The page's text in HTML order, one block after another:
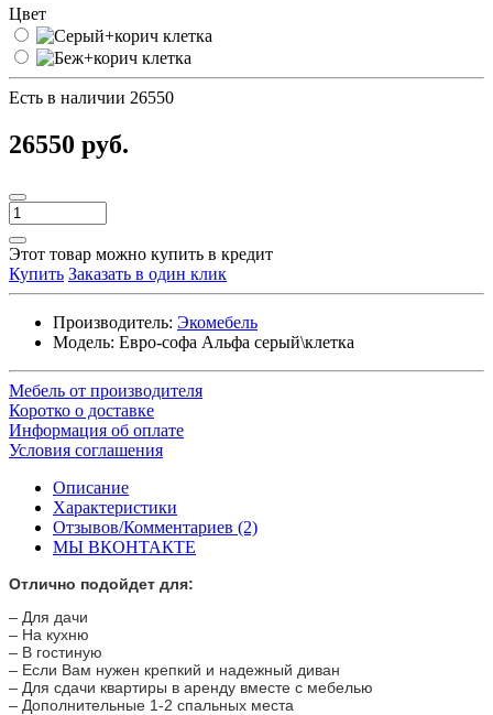
Цвет
Есть в наличии 26550
26550 руб.
Этот товар можно купить в кредит
Купить Заказать в один клик
Производитель: Экомебель
Модель: Евро-софа Альфа серый\клетка
Мебель от производителя
Коротко о доставке
Информация об оплате
Условия соглашения
Описание
Характеристики
Отзывов/Комментариев (2)
МЫ ВКОНТАКТЕ
Отлично подойдет для:
– Для дачи
– На кухню
– В гостиную
– Если Вам нужен крепкий и надежный диван
– Для сдачи квартиры в аренду вместе с мебелью
– Дополнительные 1-2 спальных места